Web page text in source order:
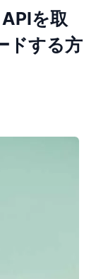
を取
ドする方